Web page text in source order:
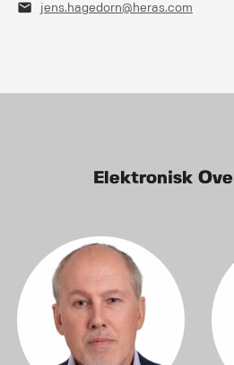
mail jens.hagedorn@heras.com
Elektronisk